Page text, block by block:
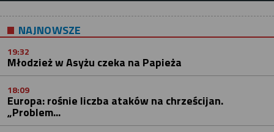
NAJNOWSZE
19:32
Młodzież w Asyżu czeka na Papieża
18:09
Europa: rośnie liczba ataków na chrześcijan.
„Problem...